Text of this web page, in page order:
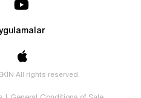
All rights reserved.